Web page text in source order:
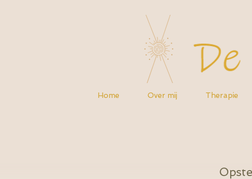
Home Over mij Therapie